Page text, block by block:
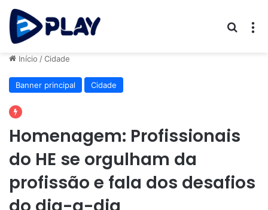
Início /Cidade
Banner principal Cidade
Homenagem: Profissionais
do HE se orgulham da
profissão e fala dos desafios